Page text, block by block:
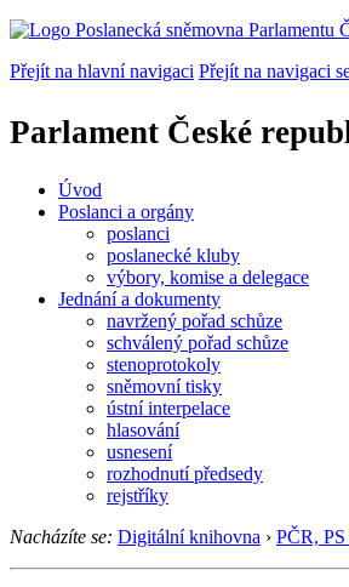
Přejít na hlavní navigaci Přejít na navigaci
Parlament České
Úvod
Poslanci a orgány
poslanci
poslanecké kluby
výbory, komise a delegace
Jednání a dokumenty
navržený pořad schůze
schválený pořad schůze
stenoprotokoly
sněmovní tisky
ústní interpelace
hlasování
usnesení
rozhodnutí předsedy
rejstříky
Nacházíte se: Digitální knihovna › PČR, PS